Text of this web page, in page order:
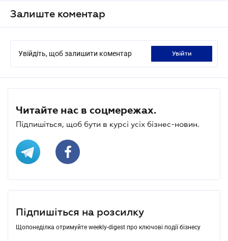
Залиште коментар
Увійдіть, щоб залишити коментар увійти
Читайте нас в соцмережах.
Підпишіться, щоб бути в курсі усіх бізнес-новин.
Підпишіться на розсилку
Щопонеділка отримуйте weekly-digest про ключові події бізнесу